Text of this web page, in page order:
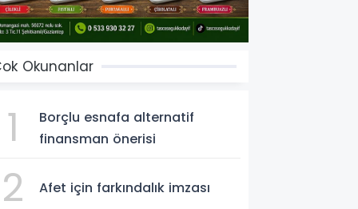
Okunanlar
1
Borçlu esnafa alternatif
finansman önerisi
2 Afet için farkındalık imzası